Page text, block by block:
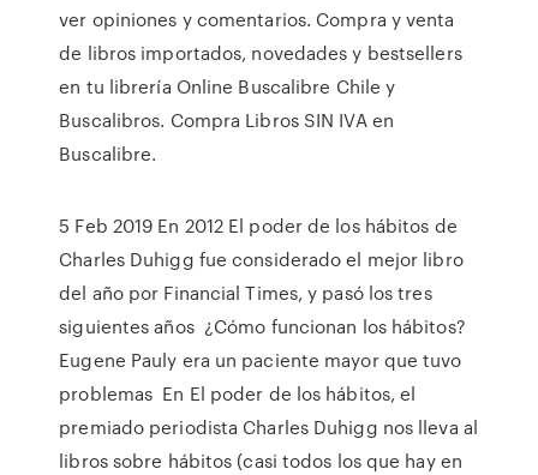
ver opiniones y comentarios. Compra y venta
de libros importados, novedades y bestsellers
en tu librería Online Buscalibre Chile y
Buscalibros. Compra Libros SIN IVA en
Buscalibre.
5 Feb 2019 En 2012 El poder de los hábitos de
Charles Duhigg fue considerado el mejor libro
del año por Financial Times, y pasó los tres
siguientes años ¿Cómo funcionan los hábitos?
Eugene Pauly era un paciente mayor que tuvo
problemas En El poder de los hábitos, el
premiado periodista Charles Duhigg nos lleva al
libros sobre hábitos (casi todos los que hay en